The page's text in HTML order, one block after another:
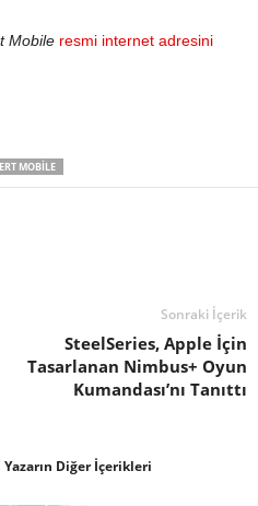
Mobile resmi internet adresini
MOBILE
Sonraki İçerik
SteelSeries, Apple İçin
Tasarlanan Nimbus+ Oyun
Kumandası’nı Tanıttı
Yazarın Diğer İçerikleri